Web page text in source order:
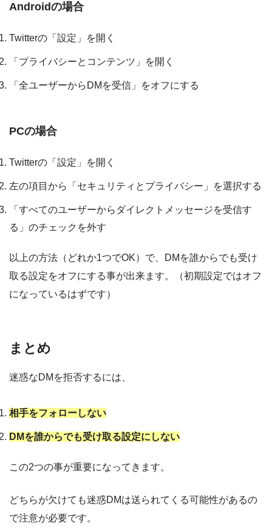
Androidの場合
Twitterの「設定」を開く
「プライバシーとコンテンツ」を開く
「全ユーザーからDMを受信」をオフにする
PCの場合
Twitterの「設定」を開く
左の項目から「セキュリティとプライバシー」を選択する
「すべてのユーザーからダイレクトメッセージを受信す
る」のチェックを外す
以上の方法（どれか1つでOK）で、DMを誰からでも受け
取る設定をオフにする事が出来ます。（初期設定ではオフ
になっているはずです）
まとめ
迷惑なDMを拒否するには、
相手をフォローしない
DMを誰からでも受け取る設定にしない
この2つの事が重要になってきます。
どちらが欠けても迷惑DMは送られてくる可能性があるの
で注意が必要です。